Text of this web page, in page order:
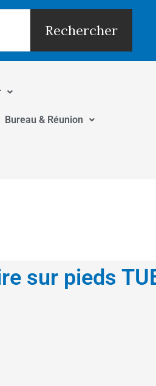
Rechercher
Bureau & Réunion
sur pieds